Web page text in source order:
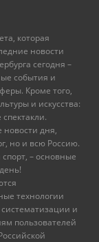
которая
новости
сегодня –
события и
Кроме того,
и искусства:
новости дня,
но и всю Россию.
– основные
технологии
и
пользователей